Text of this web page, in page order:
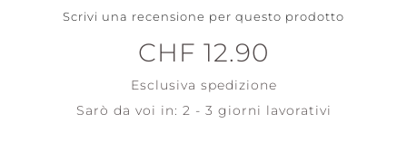
Scrivi una recensione per questo prodotto
CHF 12.90
Esclusiva spedizione
Sarò da voi in: 2 - 3 giorni lavorativi